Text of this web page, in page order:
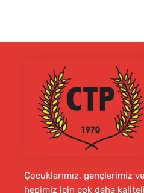
Çocuklarımız, gençlerimiz ve
hepimiz için çok daha kaliteli